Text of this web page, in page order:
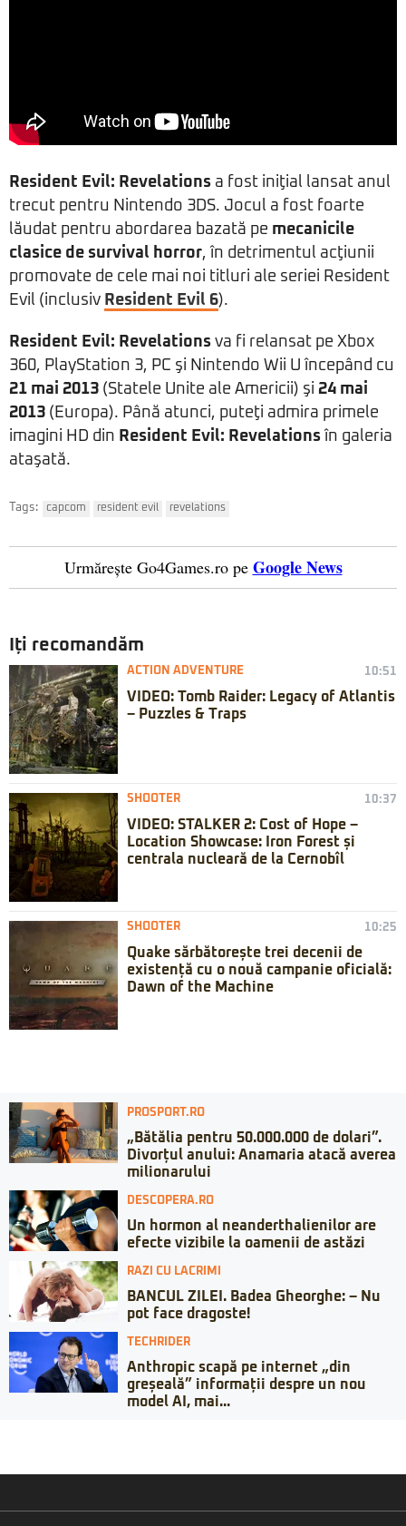
Resident Evil: Revelations a fost iniţial lansat anul
trecut pentru Nintendo 3DS. Jocul a fost foarte
lăudat pentru abordarea bazată pe mecanicile
clasice de survival horror, în detrimentul acţiunii
promovate de cele mai noi titluri ale seriei Resident
Evil (inclusiv Resident Evil 6).
Resident Evil: Revelations va fi relansat pe Xbox
360, PlayStation 3, PC şi Nintendo Wii U începând cu
21 mai 2013 (Statele Unite ale Americii) şi 24 mai
2013 (Europa). Până atunci, puteţi admira primele
imagini HD din Resident Evil: Revelations în galeria
ataşată.
Tags: capcom resident evil revelations
Urmărește Go4Games.ro pe Google News
Iți recomandăm
ACTION ADVENTURE 10:51
VIDEO: Tomb Raider: Legacy of Atlantis
– Puzzles & Traps
SHOOTER 10:37
VIDEO: STALKER 2: Cost of Hope –
Location Showcase: Iron Forest și
centrala nucleară de la Cernobîl
SHOOTER 10:25
Quake sărbătorește trei decenii de
existență cu o nouă campanie oficială:
Dawn of the Machine
PROSPORT.RO
„Bătălia pentru 50.000.000 de dolari”.
Divorțul anului: Anamaria atacă averea
milionarului
DESCOPERA.RO
Un hormon al neanderthalienilor are
efecte vizibile la oamenii de astăzi
RAZI CU LACRIMI
BANCUL ZILEI. Badea Gheorghe: – Nu
pot face dragoste!
TECHRIDER
Anthropic scapă pe internet „din
greșeală” informații despre un nou
model AI, mai...